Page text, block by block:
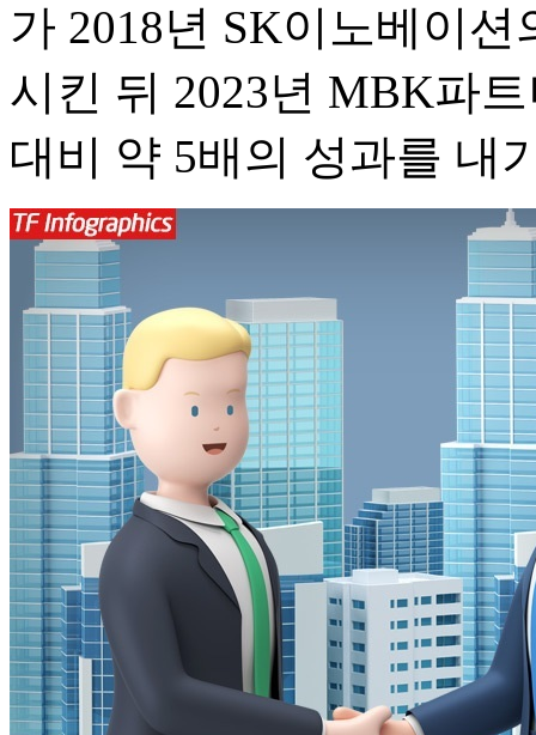
가 2018년 SK이노베이
시킨 뒤 2023년 MBK파
대비 약 5배의 성과를 내